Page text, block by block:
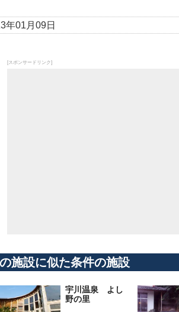
年01月09日
[スポンサードリンク]
施設に似た条件の施設
宇川温泉 よし
野の里